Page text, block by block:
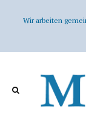
Wir arbeiten